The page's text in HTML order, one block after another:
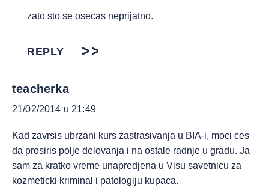
zato sto se osecas neprijatno.
REPLY
teacherka
21/02/2014 u 21:49
Kad zavrsis ubrzani kurs zastrasivanja u BIA-i, moci ces
da prosiris polje delovanja i na ostale radnje u gradu. Ja
sam za kratko vreme unapredjena u Visu savetnicu za
kozmeticki kriminal i patologiju kupaca.